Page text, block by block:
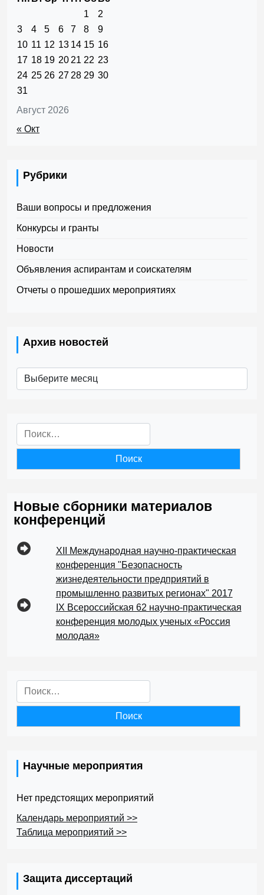
Август 2026
1
2
3
4 5 6 7 8
9
10 11 12 13 14 15 16
17 18 19 20 21 22 23
24 25 26 27 28 29 30
31
« Окт
Рубрики
Ваши вопросы и предложения
Конкурсы и гранты
Новости
Объявления аспирантам и соискателям
Отчеты о прошедших мероприятиях
Архив новостей
Архив
новостей
Найти:
Новые сборники материалов
конференций
XII Международная научно-практическая
конференция "Безопасность
жизнедеятельности предприятий в
промышленно развитых регионах" 2017
IX Всероссийская 62 научно-практическая
конференция молодых ученых «Россия
молодая»
Найти:
Научные мероприятия
Нет предстоящих мероприятий
Календарь мероприятий >>
Таблица мероприятий >>
Защита диссертаций